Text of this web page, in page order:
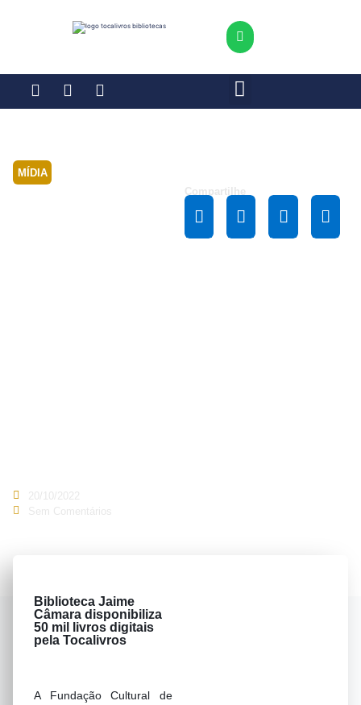
MÍDIA
20/10/2022
Sem Comentários
Compartilhe
Biblioteca Jaime
Câmara disponibiliza
50 mil livros digitais
pela Tocalivros
A Fundação Cultural de